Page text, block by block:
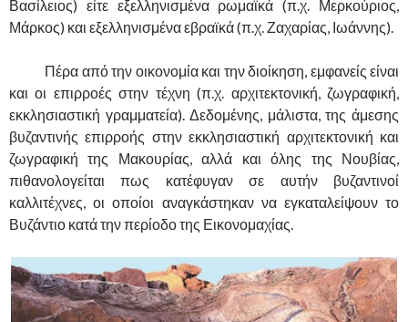
Βασίλειος) είτε εξελληνισμένα ρωμαϊκά (π.χ. Μερκούριος,
Μάρκος) και εξελληνισμένα εβραϊκά (π.χ. Ζαχαρίας, Ιωάννης).
Πέρα από την οικονομία και την διοίκηση, εμφανείς είναι
και οι επιρροές στην τέχνη (π.χ. αρχιτεκτονική, ζωγραφική,
εκκλησιαστική γραμματεία). Δεδομένης, μάλιστα, της άμεσης
βυζαντινής επιρροής στην εκκλησιαστική αρχιτεκτονική και
ζωγραφική της Μακουρίας, αλλά και όλης της Νουβίας,
πιθανολογείται πως κατέφυγαν σε αυτήν βυζαντινοί
καλλιτέχνες, οι οποίοι αναγκάστηκαν να εγκαταλείψουν το
Βυζάντιο κατά την περίοδο της Εικονομαχίας.